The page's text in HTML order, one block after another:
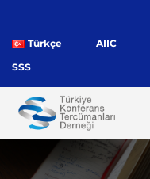
Türkçe AIIC
SSS